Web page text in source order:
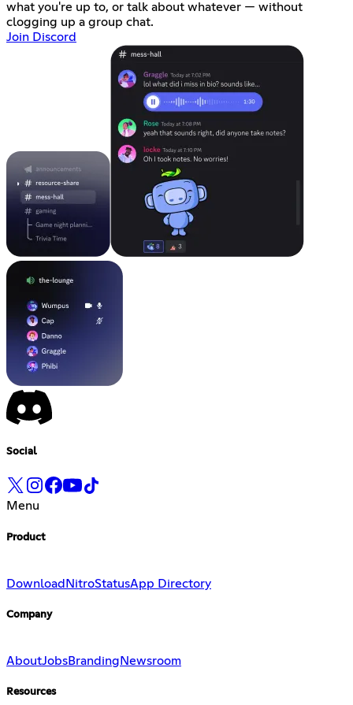
what you're up to, or talk about whatever — without
clogging up a group chat.
Join Discord
Social
Menu
Product
Download NitroStatusApp Directory
Company
AboutJobsBranding Newsroom
Resources